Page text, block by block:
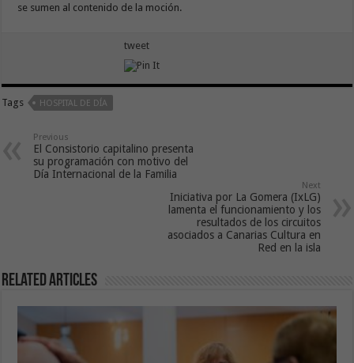
se sumen al contenido de la moción.
tweet
Tags HOSPITAL DE DÍA
Previous
El Consistorio capitalino presenta
su programación con motivo del
Día Internacional de la Familia
Next
Iniciativa por La Gomera (IxLG)
lamenta el funcionamiento y los
resultados de los circuitos
asociados a Canarias Cultura en
Red en la isla
Related Articles